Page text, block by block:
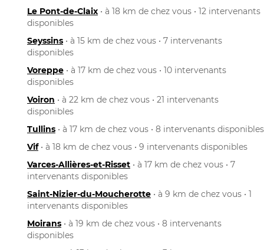
Le Pont-de-Claix • à 18 km de chez vous • 12 intervenants
disponibles
Seyssins • à 15 km de chez vous • 7 intervenants
disponibles
Voreppe • à 17 km de chez vous • 10 intervenants
disponibles
Voiron • à 22 km de chez vous • 21 intervenants
disponibles
Tullins • à 17 km de chez vous • 8 intervenants disponibles
Vif• à 18 km de chez vous • 9 intervenants disponibles
Varces-Allières-et-Risset • à 17 km de chez vous • 7
intervenants disponibles
Saint-Nizier-du-Moucherotte • à 9 km de chez vous • 1
intervenants disponibles
Moirans • à 19 km de chez vous • 8 intervenants
disponibles